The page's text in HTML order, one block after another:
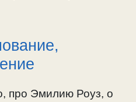
про Эмилию Роуз, о